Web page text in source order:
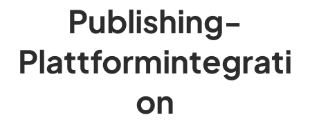
Publishing-
Plattformintegrati
on